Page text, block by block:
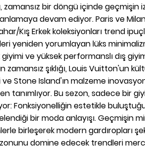
zamansız bir döngü içinde geçmişin
devam ediyor. Paris ve
Kış Erkek koleksiyonları trend
yeniden yorumlayan lüks
giyimi ve yüksek performanslı dış
zamansız şıklığı, Louis Vuitton'un
ve Stone Island'ın malzeme
tanımlıyor. Bu sezon, sadece bir
Fonksiyonelliğin estetikle
bir moda anlayışı. Geçmişin
birleşerek modern gardıropları
domine edecek trendleri